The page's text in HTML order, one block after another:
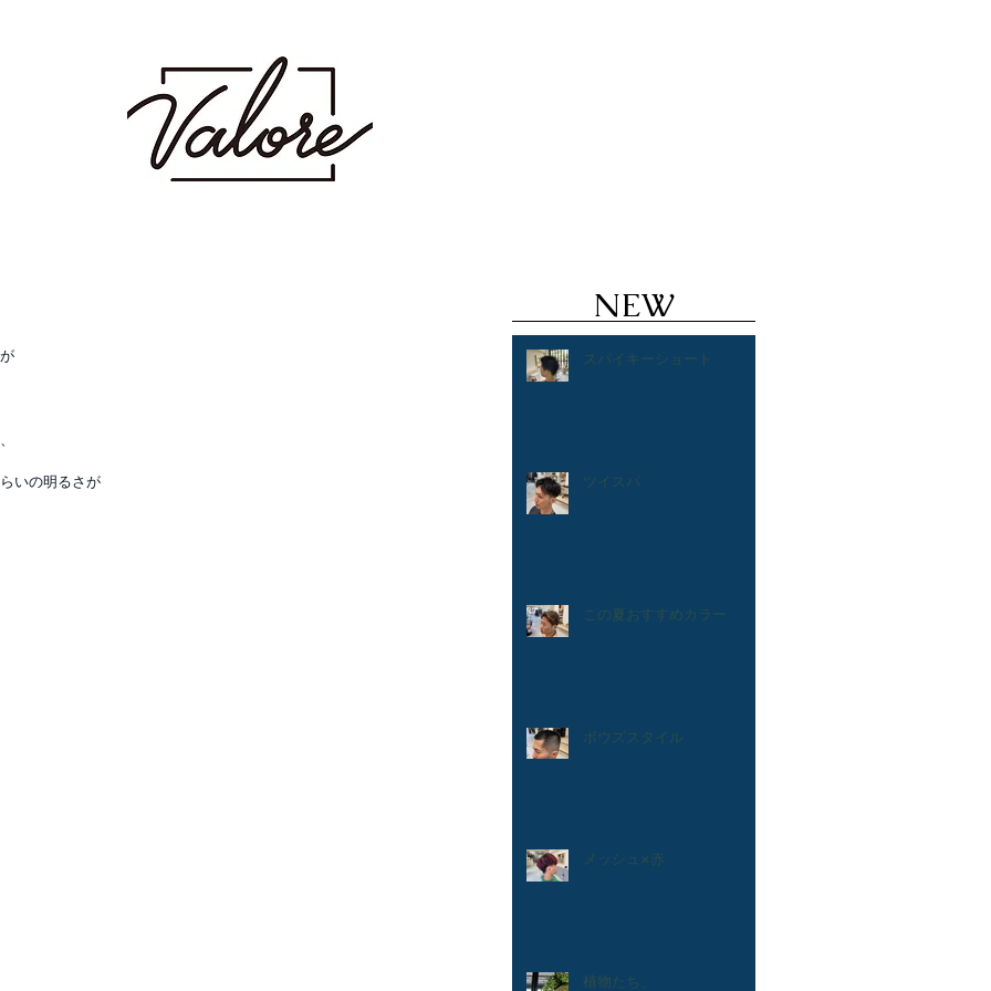
いの明るさが
NEW
スパイキーショート
ツイスパ
この夏おすすめカラー
ボウズスタイル
メッシュ×赤
植物たち、